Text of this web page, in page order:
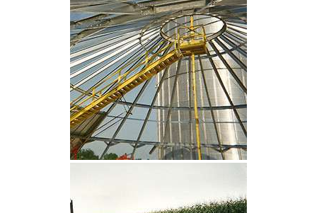
CLIQUEZ POUR AGRANDIR